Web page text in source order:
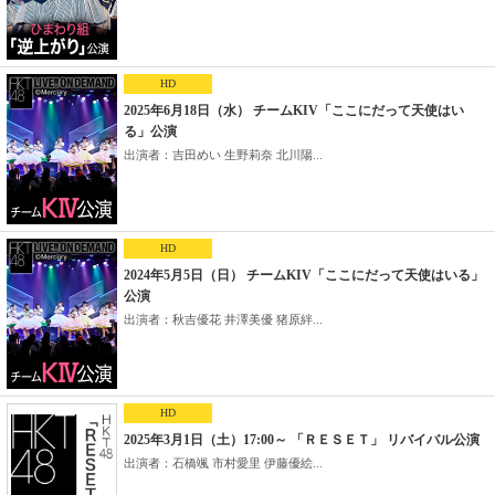
HD
2025年6月18日（水） チームKIV「ここにだって天使はい
る」公演
出演者：吉田めい 生野莉奈 北川陽...
HD
2024年5月5日（日） チームKIV「ここにだって天使はいる」
公演
出演者：秋吉優花 井澤美優 猪原絆...
HD
2025年3月1日（土）17:00～ 「ＲＥＳＥＴ」 リバイバル公演
出演者：石橋颯 市村愛里 伊藤優絵...